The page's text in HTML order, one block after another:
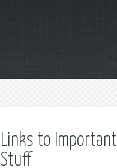
Links to Important
Stuff